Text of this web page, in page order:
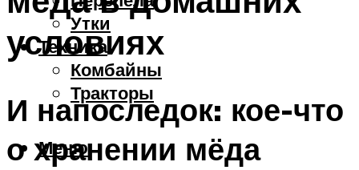
Утки
Техника
Комбайны
Тракторы
Меню
условиях
И напоследок: кое-что
о хранении мёда